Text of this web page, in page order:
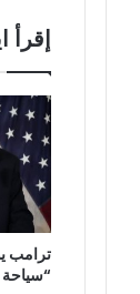
إقرأ
ترامب
“سياحة